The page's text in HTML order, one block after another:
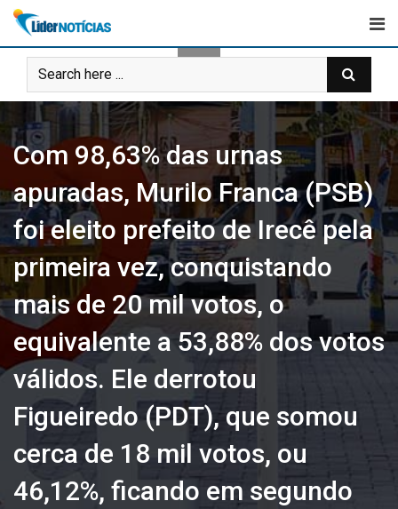
Skip
content
Com 98,63% das urnas
apuradas, Murilo Franca (PSB)
foi eleito prefeito de Irecê pela
primeira vez, conquistando
mais de 20 mil votos, o
equivalente a 53,88% dos votos
válidos. Ele derrotou
Figueiredo (PDT), que somou
cerca de 18 mil votos, ou
46,12%, ficando em segundo